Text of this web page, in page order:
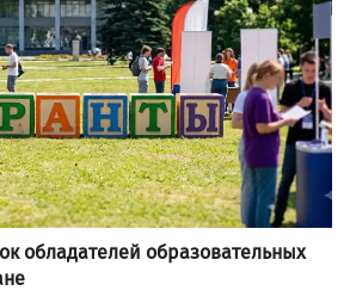
обладателей образовательных